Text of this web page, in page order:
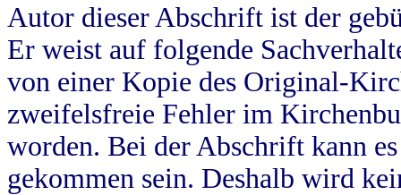
Autor dieser Abschrift ist der
Er weist auf folgende
von einer Kopie des Original-
zweifelsfreie Fehler im
worden. Bei der Abschrift kann
gekommen sein. Deshalb wird